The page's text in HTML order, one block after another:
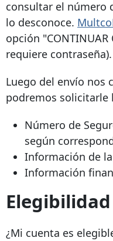
consultar el número
lo desconoce.
opción "CONTINUAR
requiere contraseña).
Luego del envío nos
podremos solicitarle
Número de
según
Información de
Información
Elegibilidad
¿Mi cuenta es